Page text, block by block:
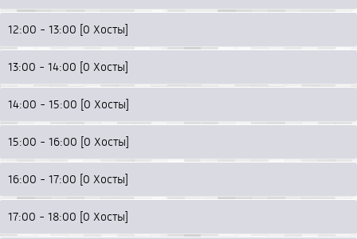
12:00 - 13:00 [0 Хосты]
13:00 - 14:00 [0 Хосты]
14:00 - 15:00 [0 Хосты]
15:00 - 16:00 [0 Хосты]
16:00 - 17:00 [0 Хосты]
17:00 - 18:00 [0 Хосты]